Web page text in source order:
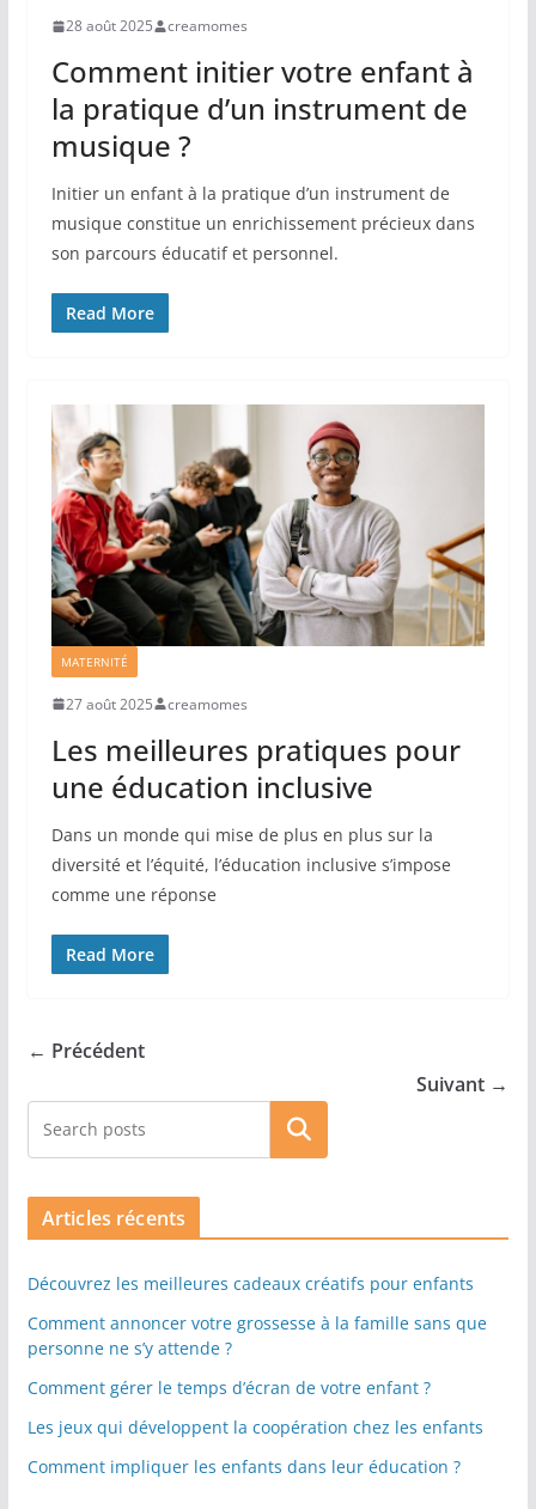
28 août 2025 creamomes
Comment initier votre enfant à
la pratique d’un instrument de
musique ?
Initier un enfant à la pratique d’un instrument de
musique constitue un enrichissement précieux dans
son parcours éducatif et personnel.
Read More
MATERNITÉ
27 août 2025 creamomes
Les meilleures pratiques pour
une éducation inclusive
Dans un monde qui mise de plus en plus sur la
diversité et l’équité, l’éducation inclusive s’impose
comme une réponse
Read More
← Précédent
Suivant →
Rechercher
Articles récents
Découvrez les meilleures cadeaux créatifs pour enfants
Comment annoncer votre grossesse à la famille sans que
personne ne s’y attende ?
Comment gérer le temps d’écran de votre enfant ?
Les jeux qui développent la coopération chez les enfants
Comment impliquer les enfants dans leur éducation ?